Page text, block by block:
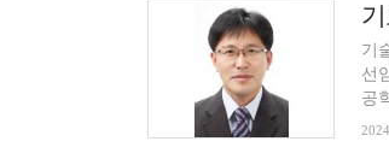
기
선
공